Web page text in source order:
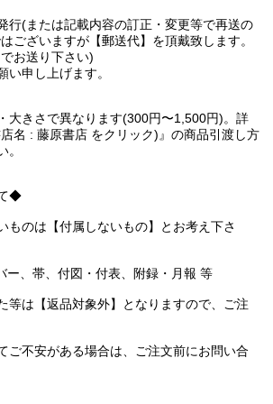
行(または記載内容の訂正・変更等で再送の
ございますが【郵送代】を頂戴致します。
お送り下さい)
い申し上げます。
大きさで異なります(300円〜1,500円)。詳
名 : 藤原書店 をクリック)』の商品引渡し方
。
◆
ものは【付属しないもの】とお考え下さ
ー、帯、付図・付表、附録・月報 等
等は【返品対象外】となりますので、ご注
ご不安がある場合は、ご注文前にお問い合